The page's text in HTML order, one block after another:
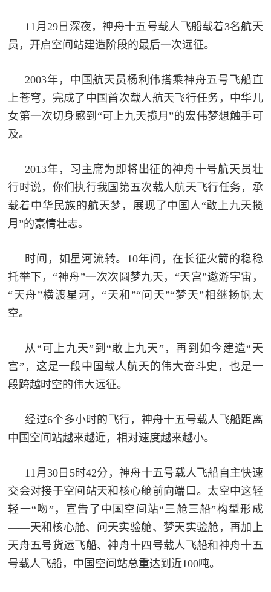
国
防
弟
国
防
国
防
动
人
民
空
人
民
库
国
智
英
雄
模
范
英
雄
模
范
退
军
11月29日深夜，神舟十五号载人飞船载着3名航天
员，开启空间站建造阶段的最后一次远征。
2003年，中国航天员杨利伟搭乘神舟五号飞船直
上苍穹，完成了中国首次载人航天飞行任务，中华儿
女第一次切身感到“可上九天揽月”的宏伟梦想触手可
及。
2013年，习主席为即将出征的神舟十号航天员壮
行时说，你们执行我国第五次载人航天飞行任务，承
载着中华民族的航天梦，展现了中国人“敢上九天揽
月”的豪情壮志。
时间，如星河流转。10年间，在长征火箭的稳稳
托举下，“神舟”一次次圆梦九天，“天宫”遨游宇宙，
“天舟”横渡星河，“天和”“问天”“梦天”相继扬帆太
空。
从“可上九天”到“敢上九天”，再到如今建造“天
宫”，这是一段中国载人航天的伟大奋斗史，也是一
段跨越时空的伟大远征。
经过6个多小时的飞行，神舟十五号载人飞船距离
中国空间站越来越近，相对速度越来越小。
11月30日5时42分，神舟十五号载人飞船自主快速
交会对接于空间站天和核心舱前向端口。太空中这轻
轻一“吻”，宣告了中国空间站“三舱三船”构型形成
——天和核心舱、问天实验舱、梦天实验舱，再加上
天舟五号货运飞船、神舟十四号载人飞船和神舟十五
号载人飞船，中国空间站总重达到近100吨。